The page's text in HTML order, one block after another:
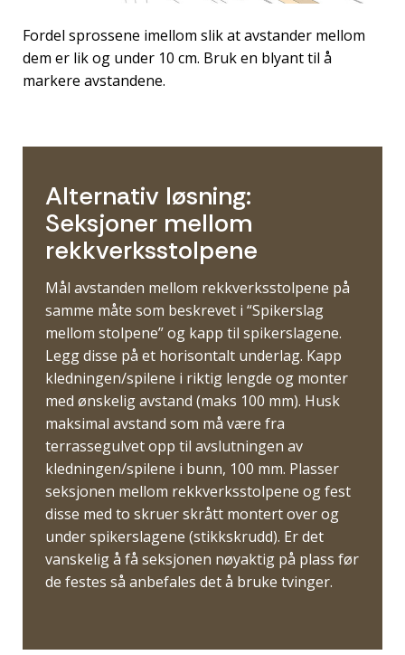
Fordel sprossene imellom slik at avstander mellom
dem er lik og under 10 cm. Bruk en blyant til å
markere avstandene.
Alternativ løsning:
Seksjoner mellom
rekkverksstolpene
Mål avstanden mellom rekkverksstolpene på
samme måte som beskrevet i “Spikerslag
mellom stolpene” og kapp til spikerslagene.
Legg disse på et horisontalt underlag. Kapp
kledningen/spilene i riktig lengde og monter
med ønskelig avstand (maks 100 mm). Husk
maksimal avstand som må være fra
terrassegulvet opp til avslutningen av
kledningen/spilene i bunn, 100 mm. Plasser
seksjonen mellom rekkverksstolpene og fest
disse med to skruer skrått montert over og
under spikerslagene (stikkskrudd). Er det
vanskelig å få seksjonen nøyaktig på plass før
de festes så anbefales det å bruke tvinger.